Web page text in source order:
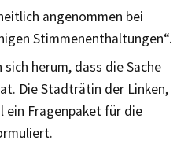
angenommen bei
Stimmenenthaltungen“.
herum, dass die Sache
Die Stadträtin der Linken,
ein Fragenpaket für die